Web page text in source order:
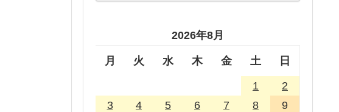
2026年8月
月 火 水 木 金 土 日
1
2
3
4 5 6 7 8
9